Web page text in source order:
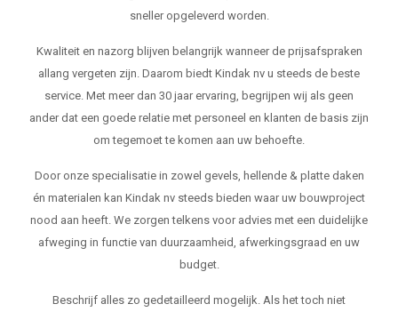
sneller opgeleverd worden.
Kwaliteit en nazorg blijven belangrijk wanneer de prijsafspraken
allang vergeten zijn. Daarom biedt Kindak nv u steeds de beste
service. Met meer dan 30 jaar ervaring, begrijpen wij als geen
ander dat een goede relatie met personeel en klanten de basis zijn
om tegemoet te komen aan uw behoefte.
Door onze specialisatie in zowel gevels, hellende & platte daken
én materialen kan Kindak nv steeds bieden waar uw bouwproject
nood aan heeft. We zorgen telkens voor advies met een duidelijke
afweging in functie van duurzaamheid, afwerkingsgraad en uw
budget.
Beschrijf alles zo gedetailleerd mogelijk. Als het toch niet